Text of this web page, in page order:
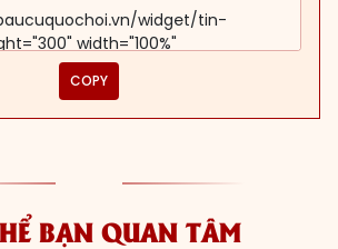
COPY
BẠN QUAN TÂM